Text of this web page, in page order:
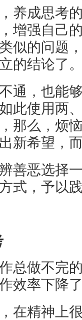
养成思考
增强自己
似的问题
的结论了
通，也能
此使用两
那么，烦
新希望，
善恶选择
式，予以
总做不完
效率下降
在精神上